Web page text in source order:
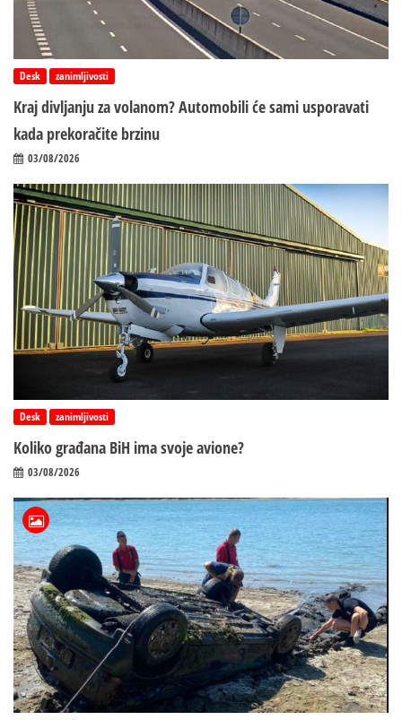
Desk zanimljivosti
Kraj divljanju za volanom? Automobili će sami usporavati
kada prekoračite brzinu
03/08/2026
Desk zanimljivosti
Koliko građana BiH ima svoje avione?
03/08/2026